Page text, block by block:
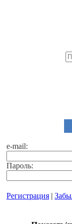
e-mail:
Пароль:
Регистрация |